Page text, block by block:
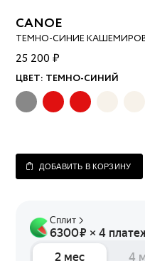
CANOE
ТЕМНО-СИНИЕ
25 200 ₽
ЦВЕТ: ТЕМНО-СИНИЙ
ДОБАВИТЬ В КОРЗИНУ